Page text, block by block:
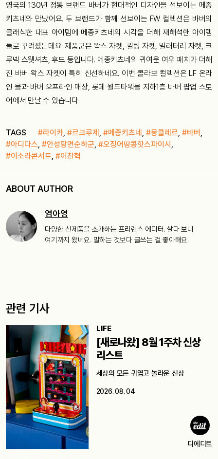
영국의 130년 정통 브랜드 바버가 현대적인 디자인을 선보이는 메종
키츠네와 만났어요. 두 브랜드가 함께 선보이는 FW 컬렉션은 바버의
클래식한 대표 아이템에 메종키츠네의 시각을 더해 재해석한 아이템
들로 꾸려졌는데요. 제품군은 왁스 자켓, 퀼팅 자켓, 밀러터리 자켓, 크
루넥 스웻셔츠, 후드 등입니다. 메종키츠네의 귀여운 여우 패치가 더해
진 바버 왁스 자켓이 특히 신선하네요. 이번 콜라보 컬렉션은 LF 온라
인 몰과 바버 오프라인 매장, 롯데 월드타워몰 지하1층 바버 팝업 스토
어에서 만날 수 있습니다.
TAGS #라이카, #르크루제 , #메종키츠네 , #몽클레르, #바버 ,
#아디다스, #안성탕면순하군, #오징어땅콩핫스파이시 ,
#이소라콘서트, #이찬혁
ABOUT AUTHOR
염아영
다양한 신제품을 소개하는 프리랜스 에디터. 살다 보니
여기까지 왔네요. 말하는 것보다 글쓰는 걸 좋아해요.
관련 기사
LIFE
[새로나왔] 8월 1주차 신상
리스트
세상의 모든 귀엽고 놀라운 신상
2026. 08. 04
디에디트